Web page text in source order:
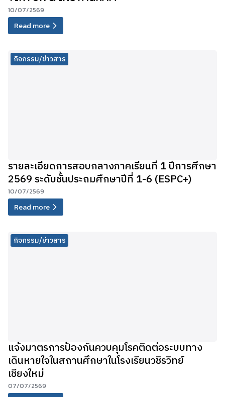
10/07/2569
Read more
กิจกรรม/ข่าวสาร
รายละเอียดการสอบกลางภาคเรียนที่ 1 ปีการศึกษา
2569 ระดับชั้นประถมศึกษาปีที่ 1-6 (ESPC+)
10/07/2569
Read more
กิจกรรม/ข่าวสาร
แจ้งมาตรการป้องกันควบคุมโรคติดต่อระบบทาง
เดินหายใจในสถานศึกษาในโรงเรียนวชิรวิทย์
เชียงใหม่
07/07/2569